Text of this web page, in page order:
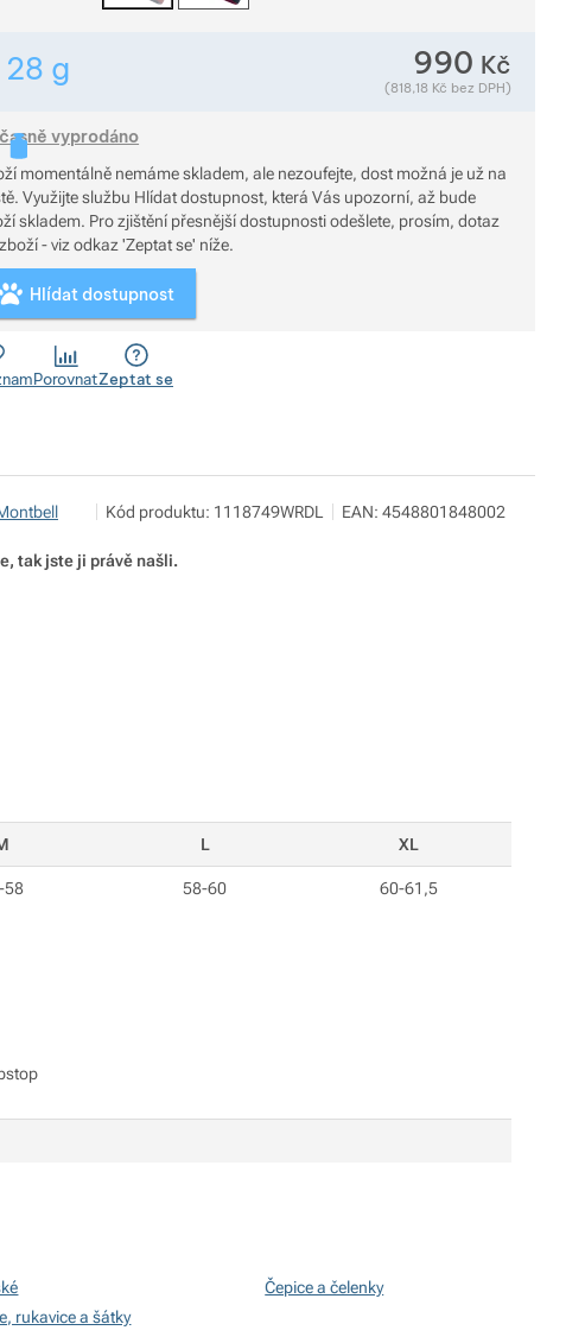
28 g Hmotnost v gramech. Téměř všechno zboží převažujeme
990 Kč
(818,18 Kč bez DPH)
vyprodáno
momentálně nemáme skladem, ale nezoufejte, dost možná je už na
která Vás upozorní, až bude
zjištění přesnější dostupnosti odešlete, prosím, dotaz
- viz odkaz 'Zeptat se' níže.
Hlídat dostupnost
PorovnatZeptat se
Zobrazit více
Pod 7 kilo
Milady Horákové 546/50, 17000 Praha
https://www.pod7kilo.cz
Kód produktu: 1118749WRDL EAN: 4548801848002
tak jste ji právě našli.
L XL
58 58-60 60-61,5
rukavice a šátky
Čepice a čelenky